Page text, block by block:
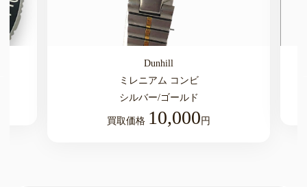
Dunhill
ミレニアム コンビ
シルバー/ゴールド
買取価格 10,000 円